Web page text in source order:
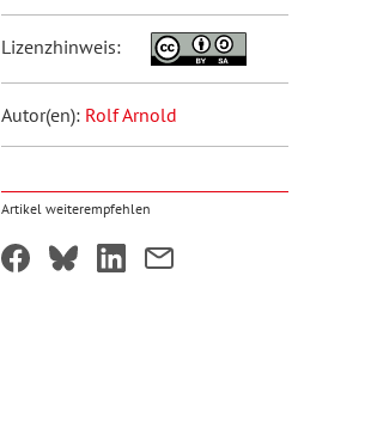
Lizenzhinweis:
Autor(en): Rolf Arnold
Artikel weiterempfehlen